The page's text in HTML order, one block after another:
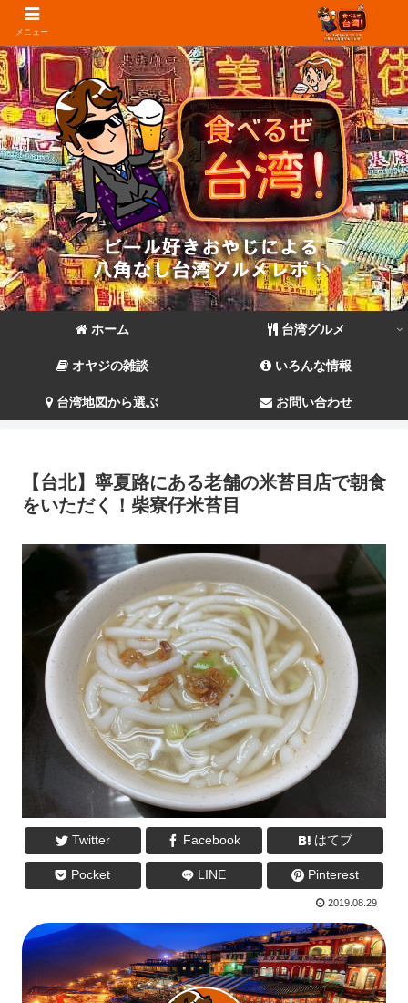
ホーム 台湾グルメ
オヤジの雑談 いろんな情報
台湾地図から選ぶ お問い合わせ
【台北】寧夏路にある老舗の米苔目店で朝食
をいただく！柴寮仔米苔目
Twitter Facebook はてブ
Pocket LINE Pinterest
2019.08.29
メニュー